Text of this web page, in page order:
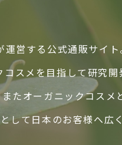
営する公式通販サイト
スメを目指して研究
たオーガニックコスメ
して日本のお客様へ